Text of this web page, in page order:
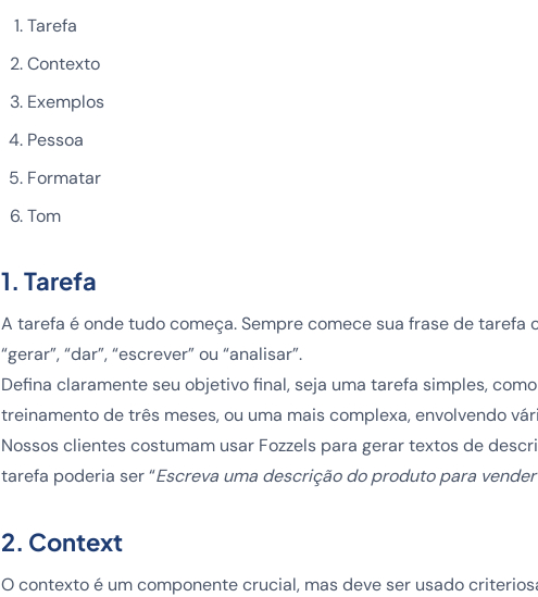
Tarefa
Contexto
Exemplos
Pessoa
Formatar
Tom
1. Tarefa
A tarefa é onde tudo começa. Sempre comece sua frase de tarefa
“gerar”, “dar”, “escrever” ou “analisar”.
Defina claramente seu objetivo final, seja uma tarefa simples,
treinamento de três meses, ou uma mais complexa, envolvendo
Nossos clientes costumam usar Fozzels para gerar textos de
tarefa poderia ser “Escreva uma descrição do produto para
2. Context
O contexto é um componente crucial, mas deve ser usado